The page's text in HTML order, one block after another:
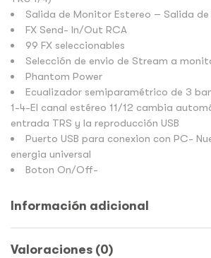
Salida de Monitor Estereo – Salida
FX Send- In/Out RCA
99 FX seleccionables
Selección de envio de Stream a
Phantom Power
Ecualizador semiparamétrico de 3
1-4-El canal estéreo 11/12 cambia
entrada TRS y la reproducción USB
Puerto USB para conexion con PC-
energia universal
Boton On/Off-
Información adicional
Valoraciones (0)